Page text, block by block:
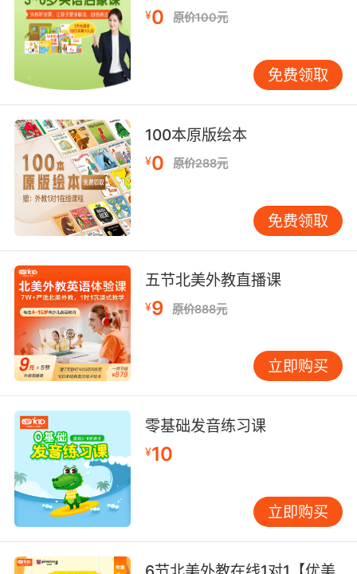
¥0 原价100元
免费领取
100本原版绘本
¥0 原价288元
免费领取
五节北美外教直播课
¥9 原价888元
立即购买
零基础发音练习课
¥10
立即购买